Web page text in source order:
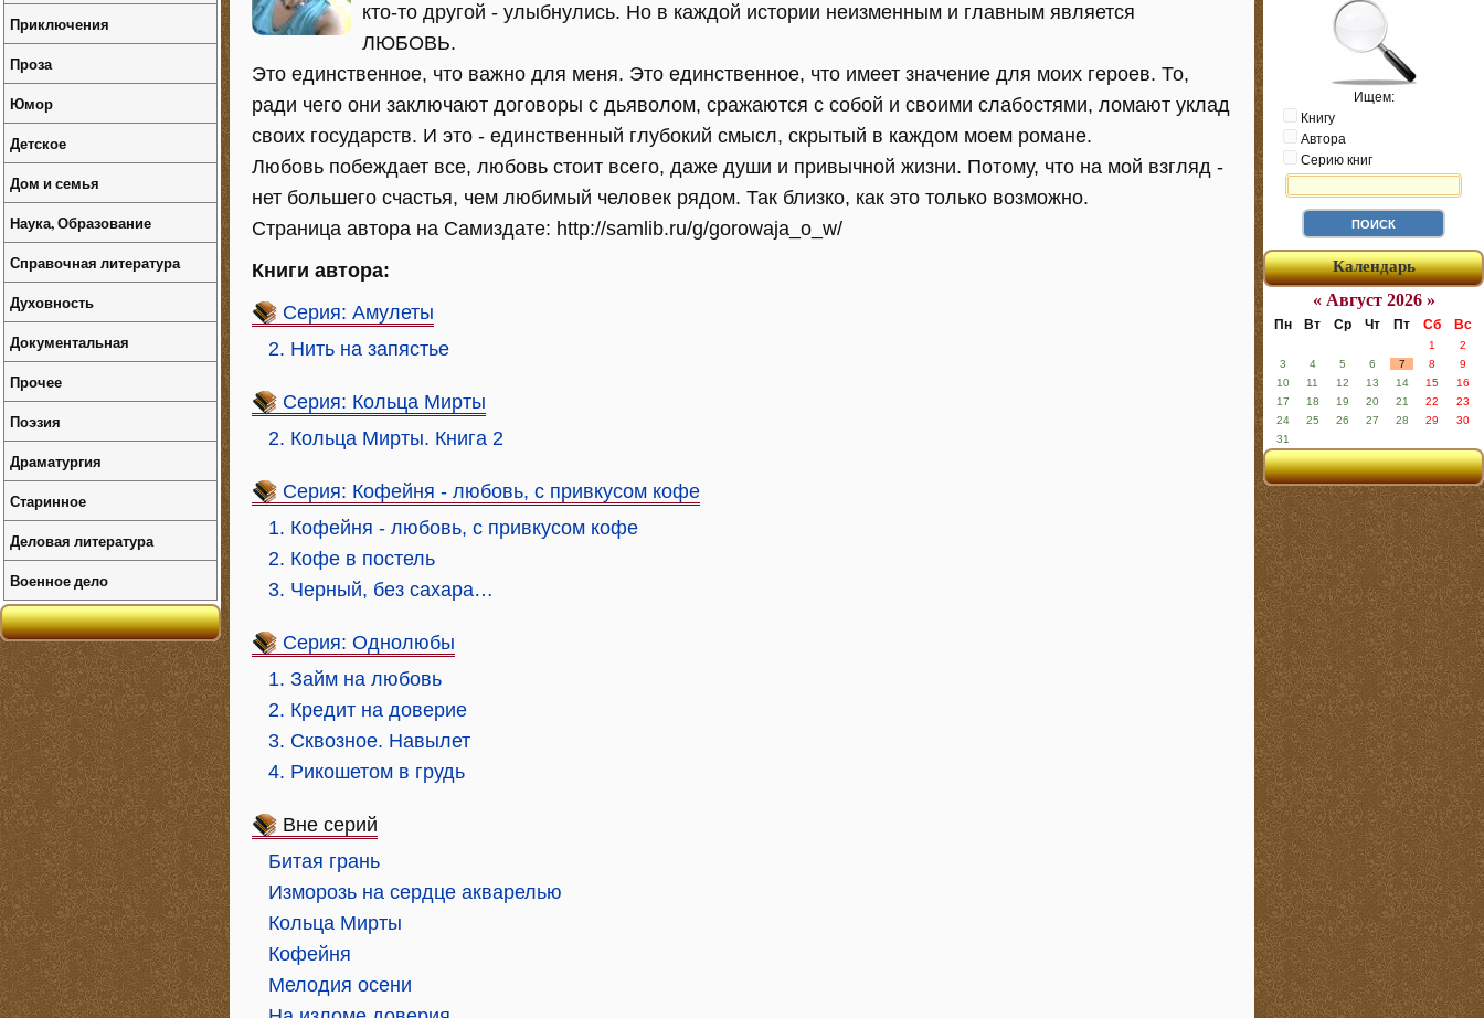
кто-то другой - улыбнулись. Но в каждой истории неизменным и главным является
ЛЮБОВЬ.
Это единственное, что важно для меня. Это единственное, что имеет значение для моих героев. То,
ради чего они заключают договоры с дьяволом, сражаются с собой и своими слабостями, ломают уклад
своих государств. И это - единственный глубокий смысл, скрытый в каждом моем романе.
Любовь побеждает все, любовь стоит всего, даже души и привычной жизни. Потому, что на мой взгляд -
нет большего счастья, чем любимый человек рядом. Так близко, как это только возможно.
Страница автора на Самиздате: http://samlib.ru/g/gorowaja_o_w/
Книги автора:
Серия: Амулеты
2. Нить на запястье
Серия: Кольца Мирты
2. Кольца Мирты. Книга 2
Серия: Кофейня - любовь, с привкусом кофе
1. Кофейня - любовь, с привкусом кофе
2. Кофе в постель
3. Черный, без сахара…
Серия: Однолюбы
1. Займ на любовь
2. Кредит на доверие
3. Сквозное. Навылет
4. Рикошетом в грудь
Вне серий
Битая грань
Изморозь на сердце акварелью
Кольца Мирты
Кофейня
Мелодия осени
Ищем:
Книгу
Автора
Серию книг
Календарь
« Август 2026 »
Пн Вт Ср Чт Пт Сб Вс
1
2
3
4 5 6 7 8
9
10
11 12 13 14 15
16
17
18 19 20 21 22
23
24
25 26 27 28 29
30
31
Приключения
Проза
Юмор
Детское
Дом и семья
Наука, Образование
Справочная литература
Духовность
Документальная
Прочее
Поэзия
Драматургия
Старинное
Деловая литература
Военное дело